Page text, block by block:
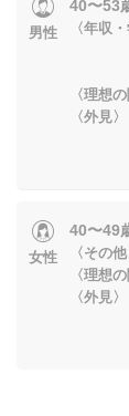
男性
40〜53
〈年収
※い
〈理想
〈外
女性
40〜49
〈その
〈理想
〈外